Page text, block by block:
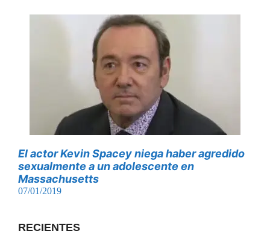
El actor Kevin Spacey niega haber agredido
sexualmente a un adolescente en
Massachusetts
07/01/2019
RECIENTES